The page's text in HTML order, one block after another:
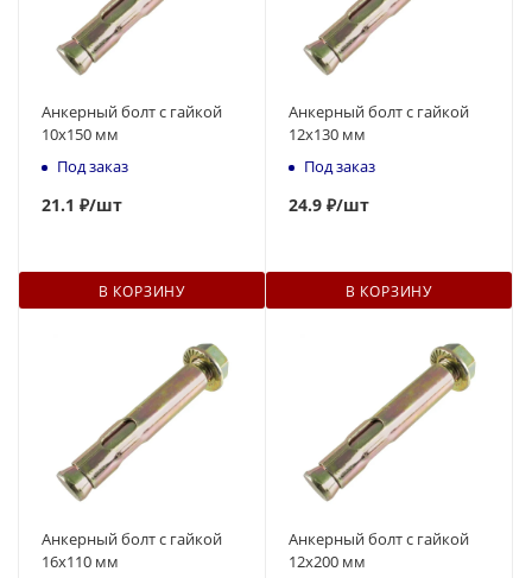
Анкерный болт с гайкой
10x150 мм
Под заказ
21.1 ₽/шт
В КОРЗИНУ
Анкерный болт с гайкой
12x130 мм
Под заказ
24.9 ₽/шт
В КОРЗИНУ
Анкерный болт с гайкой
16x110 мм
Анкерный болт с гайкой
12x200 мм